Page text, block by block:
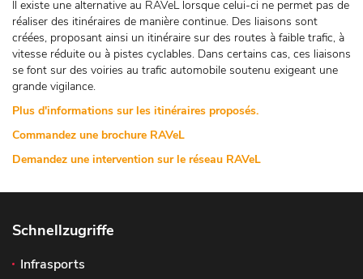
Il existe une alternative au RAVeL lorsque celui-ci ne permet pas de
réaliser des itinéraires de manière continue. Des liaisons sont
créées, proposant ainsi un itinéraire sur des routes à faible trafic, à
vitesse réduite ou à pistes cyclables. Dans certains cas, ces liaisons
se font sur des voiries au trafic automobile soutenu exigeant une
grande vigilance.
Plus d'informations sur les itinéraires proposés.
Commandez une brochure RAVeL
Demandez une intervention sur le réseau RAVeL
Schnellzugriffe
Infrasports